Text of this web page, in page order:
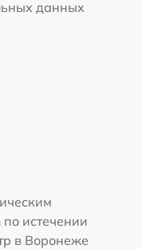
данных
истечении
в Воронеже